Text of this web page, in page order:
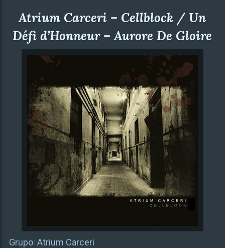
Atrium Carceri – Cellblock / Un
Défi d’Honneur – Aurore De Gloire
Grupo: Atrium Carceri